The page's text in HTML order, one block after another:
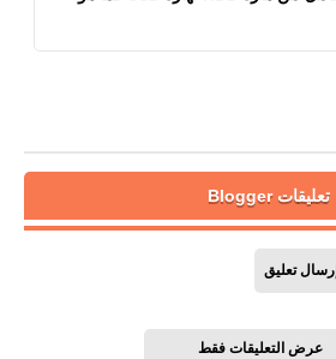
تعليقات Blogger
إرسال تعليق
عرض التعليقات فقط